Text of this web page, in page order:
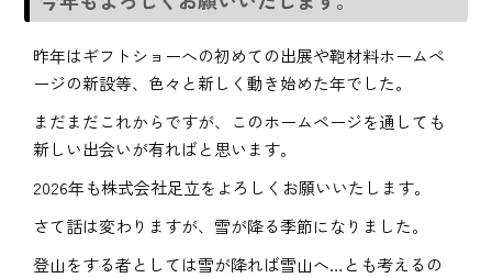
昨年はギフトショーへの初めての出展や鞄材料ホームペ
ージの新設等、色々と新しく動き始めた年でした。
まだまだこれからですが、このホームページを通しても
新しい出会いが有ればと思います。
2026年も株式会社足立をよろしくお願いいたします。
さて話は変わりますが、雪が降る季節になりました。
登山をする者としては雪が降れば雪山へ…とも考えるの